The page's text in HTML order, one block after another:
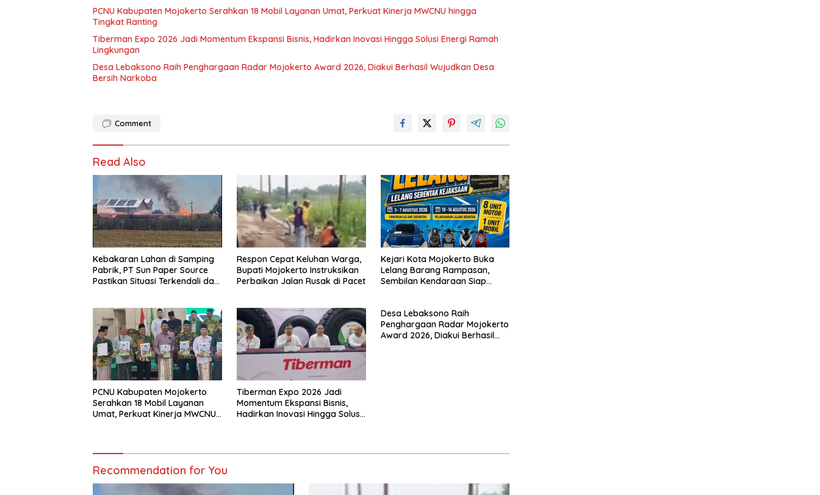
PCNU Kabupaten Mojokerto Serahkan 18 Mobil Layanan Umat, Perkuat Kinerja MWCNU hingga
Tingkat Ranting
Tiberman Expo 2026 Jadi Momentum Ekspansi Bisnis, Hadirkan Inovasi Hingga Solusi Energi Ramah
Lingkungan
Desa Lebaksono Raih Penghargaan Radar Mojokerto Award 2026, Diakui Berhasil Wujudkan Desa
Bersih Narkoba
Comment
Read Also
Kebakaran Lahan di Samping
Pabrik, PT Sun Paper Source
Pastikan Situasi Terkendali dan
Respon Cepat Keluhan Warga,
Bupati Mojokerto Instruksikan
Perbaikan Jalan Rusak di Pacet
Kejari Kota Mojokerto Buka
Lelang Barang Rampasan,
Sembilan Kendaraan Siap
PCNU Kabupaten Mojokerto
Serahkan 18 Mobil Layanan
Umat, Perkuat Kinerja MWCNU
Tiberman Expo 2026 Jadi
Momentum Ekspansi Bisnis,
Hadirkan Inovasi Hingga Solusi
Desa Lebaksono Raih
Penghargaan Radar Mojokerto
Award 2026, Diakui Berhasil
Recommendation for You